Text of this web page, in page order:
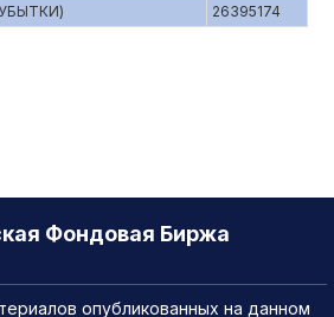
26395174
Фондовая Биржа
опубликованных на данном